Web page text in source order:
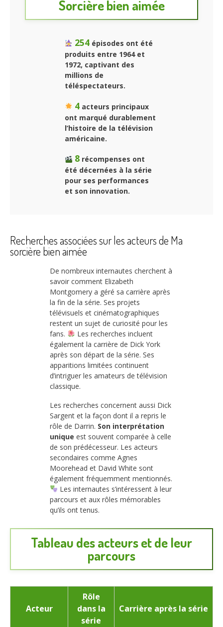
Sorcière bien aimée
254épisodes ont été
produits entre 1964 et
1972, captivant des
millions de
téléspectateurs.
4acteurs principaux
ont marqué durablement
l’histoire de la télévision
américaine.
8récompenses ont
été décernées à la série
pour ses performances
et son innovation.
Recherches associées sur les acteurs de Ma
sorcière bien aimée
De nombreux internautes cherchent à
savoir comment Elizabeth
Montgomery a géré sa carrière après
la fin de la série. Ses projets
télévisuels et cinématographiques
restent un sujet de curiosité pour les
fans.
Les recherches incluent
également la carrière de Dick York
après son départ de la série. Ses
apparitions limitées continuent
d’intriguer les amateurs de télévision
classique.
Les recherches concernent aussi Dick
Sargent et la façon dont il a repris le
rôle de Darrin. Son interprétation
unique est souvent comparée à celle
de son prédécesseur. Les acteurs
secondaires comme Agnes
Moorehead et David White sont
également fréquemment mentionnés.
Les internautes s’intéressent à leur
parcours et aux rôles mémorables
qu’ils ont tenus.
Tableau des acteurs et de leur
parcours
Acteur
Rôle
dans la
série
Carrière après la série